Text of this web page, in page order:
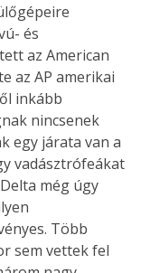
és
az American
az AP amerikai
inkább
nincsenek
egy járata van a
vadásztrófeákat
még úgy
Több
sem vettek fel